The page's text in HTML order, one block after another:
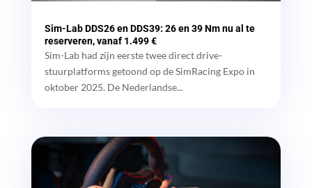
Sim-Lab DDS26 en DDS39: 26 en 39 Nm nu al te
reserveren, vanaf 1.499 €
Sim-Lab had zijn eerste twee direct drive-
stuurplatforms getoond op de SimRacing Expo in
oktober 2025. De Nederlandse...